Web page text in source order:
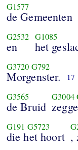
G1577
de Gemeenten
G2532
en
G1085
het
G3720 G792
Morgenster. 17
G3565
de Bruid
G3004
G191 G5723
die het hoort ,